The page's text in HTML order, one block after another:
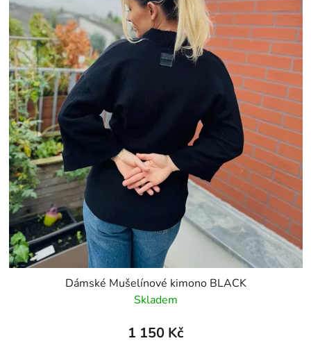
Dámské Mušelínové kimono BLACK
Skladem
1 150 Kč